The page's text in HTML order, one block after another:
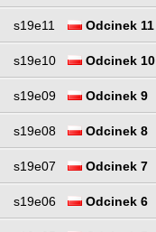
s19e11 Odcinek 11
s19e10 Odcinek 10
s19e09 Odcinek 9
s19e08 Odcinek 8
s19e07 Odcinek 7
s19e06 Odcinek 6